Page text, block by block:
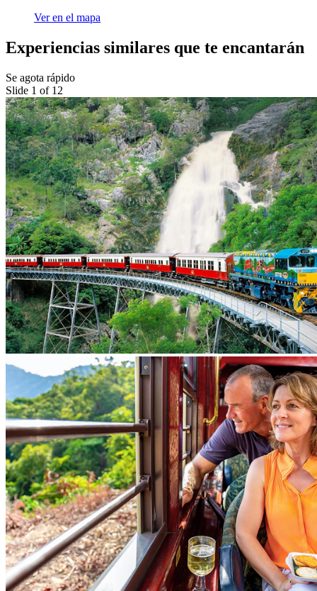
Ver en el mapa
Experiencias similares que te encantarán
Se agota rápido
Slide 1 of 12